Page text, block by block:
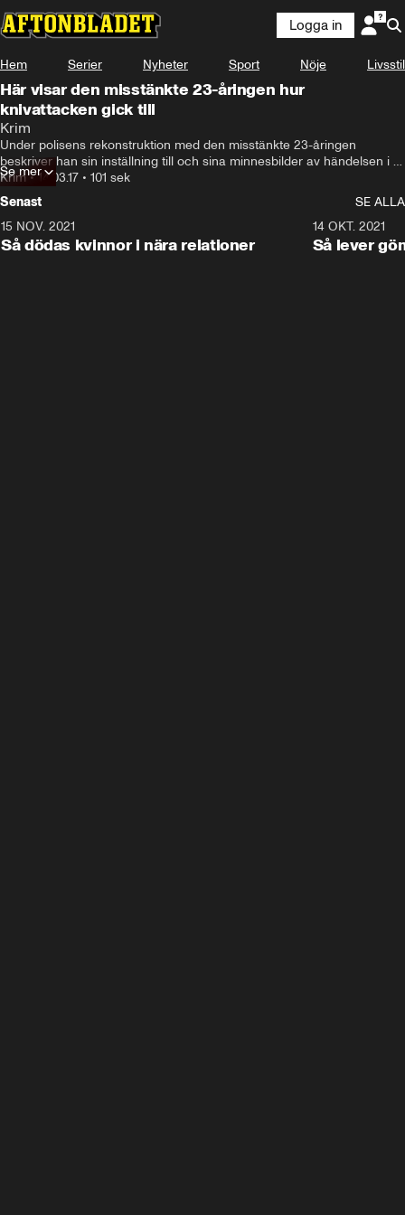
Logga in
Hem Serier Nyheter Sport Nöje Livsstil
Här visar den misstänkte 23-åringen hur
knivattacken gick till
Krim
Under polisens rekonstruktion med den misstänkte 23-åringen
beskriver han sin inställning till och sina minnesbilder av händelsen i
Borlänge förra sommaren. Mannen har dömts för dråp i tingsrätten, nu
pågår förhandling i hovrätten.
Krim•14.03.17 • 101 sek
Se mer
Senast
SE ALLA
15 NOV. 2021
Så dödas kvinnor i nära relationer
14 OKT. 2021
Så lever